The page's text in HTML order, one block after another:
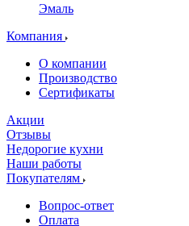
Эмаль
Компания
О компании
Производство
Сертификаты
Акции
Отзывы
Недорогие кухни
Наши работы
Покупателям
Вопрос-ответ
Оплата